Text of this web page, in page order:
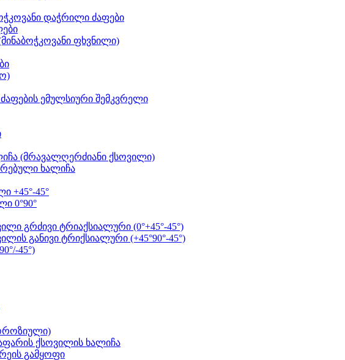
დაჭრილი ძაფები
ფხვნილი)
ემულსიური შემკვრელი
(მრავალღერძიანი ქსოვილი)
ხალიჩა
+45°-45°
0°90°
გრძივი ტრიაქსიალური (0°+45°-45°)
განივი ტრიქსიალური (+45°90°-45°)
45°)
ქსოვილის ხალიჩა
გამყოფი